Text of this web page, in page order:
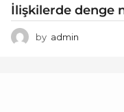
İlişkilerde denge
by admin